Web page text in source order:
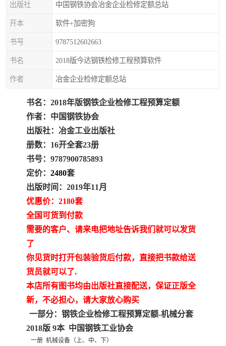
出版社 中国钢铁协会冶金企业检修定额总站
开本 软件+加密狗
书号 9787512602663
书名 2018版今达钢铁检修工程预算软件
作者 冶金企业检修定额总站
书名：2018年版钢铁企业检修工程预算定额
作者：中国钢铁协会
出版社：冶金工业出版社
册数：16开全套23册
书号：9787900785893
定价： 2480套
出版时间：2019年11月
优惠价：2180套
全国可货到付款
需要的客户、请来电把地址告诉我们就可以发货
了
你见货时打开包装验货后付款，直接把书款给送
货员就可以了.
本店所有图书均由出版社直接配送，保证正版全
新，不必担心，请大家放心购买
一部分：钢铁企业检修工程预算定额-机械分套
2018版 9本 中国钢铁工业协会
一册 机械设备（上、中、下）
福建建设工程预算定额
辽宁省工程计价定额
性规范ASME
湖北省建设工程预算定额
甘肃省建设工程预算定额
内蒙古建设工程预算定额
陕西建设工程消耗量定额
贵州水利水电定额
青海省建筑工程消耗量定
20kv及以下配电网工程定 地质灾害治理工程质量检
验评定标准
广西建筑安装工程预算定 内河沿海港口疏浚定额
*考军校教材 黑龙江建设工程计价定额
海南省建设工程预算定额